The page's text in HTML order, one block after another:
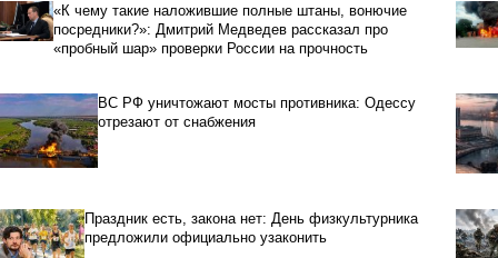
«К чему такие наложившие полные штаны, вонючие
посредники?»: Дмитрий Медведев рассказал про
«пробный шар» проверки России на прочность
ВС РФ уничтожают мосты противника: Одессу
отрезают от снабжения
Праздник есть, закона нет: День физкультурника
предложили официально узаконить